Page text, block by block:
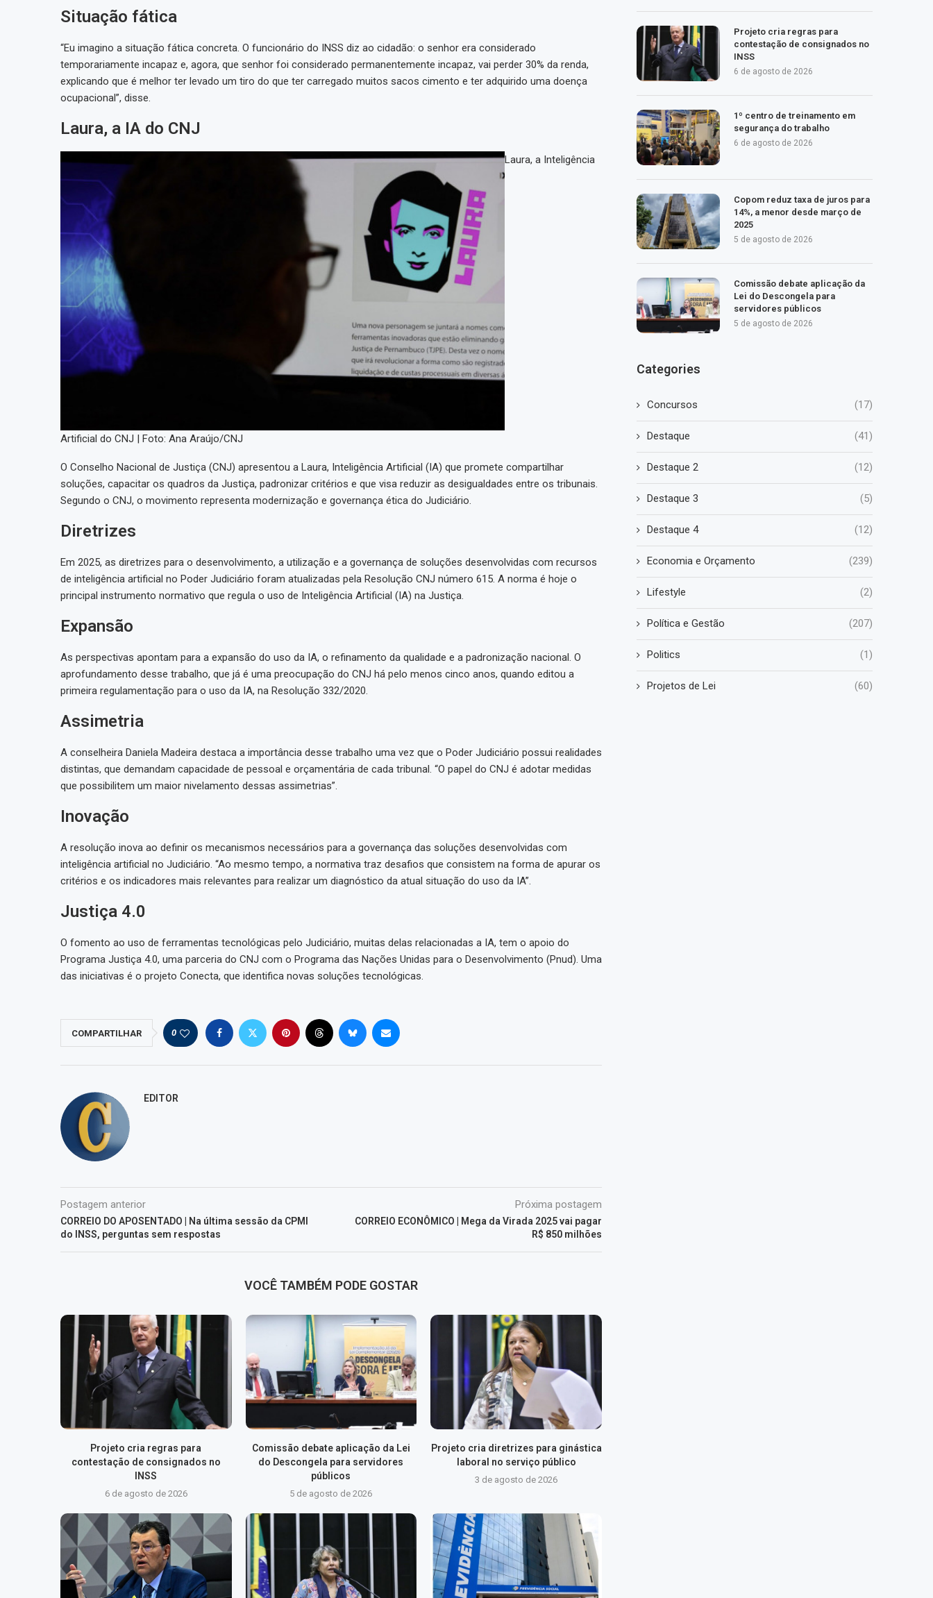
Situação fática
“Eu imagino a situação fática concreta. O funcionário do INSS diz ao cidadão: o senhor era considerado
temporariamente incapaz e, agora, que senhor foi considerado permanentemente incapaz, vai perder 30% da renda,
explicando que é melhor ter levado um tiro do que ter carregado muitos sacos cimento e ter adquirido uma doença
ocupacional”, disse.
Laura, a IA do CNJ
Laura, a Inteligência
Artificial do CNJ | Foto: Ana Araújo/CNJ
O Conselho Nacional de Justiça (CNJ) apresentou a Laura, Inteligência Artificial (IA) que promete compartilhar
soluções, capacitar os quadros da Justiça, padronizar critérios e que visa reduzir as desigualdades entre os tribunais.
Segundo o CNJ, o movimento representa modernização e governança ética do Judiciário.
Diretrizes
Em 2025, as diretrizes para o desenvolvimento, a utilização e a governança de soluções desenvolvidas com recursos
de inteligência artificial no Poder Judiciário foram atualizadas pela Resolução CNJ número 615. A norma é hoje o
principal instrumento normativo que regula o uso de Inteligência Artificial (IA) na Justiça.
Expansão
As perspectivas apontam para a expansão do uso da IA, o refinamento da qualidade e a padronização nacional. O
aprofundamento desse trabalho, que já é uma preocupação do CNJ há pelo menos cinco anos, quando editou a
primeira regulamentação para o uso da IA, na Resolução 332/2020.
Assimetria
A conselheira Daniela Madeira destaca a importância desse trabalho uma vez que o Poder Judiciário possui realidades
distintas, que demandam capacidade de pessoal e orçamentária de cada tribunal. “O papel do CNJ é adotar medidas
que possibilitem um maior nivelamento dessas assimetrias”.
Inovação
A resolução inova ao definir os mecanismos necessários para a governança das soluções desenvolvidas com
inteligência artificial no Judiciário. “Ao mesmo tempo, a normativa traz desafios que consistem na forma de apurar os
critérios e os indicadores mais relevantes para realizar um diagnóstico da atual situação do uso da IA”.
Justiça 4.0
O fomento ao uso de ferramentas tecnológicas pelo Judiciário, muitas delas relacionadas a IA, tem o apoio do
Programa Justiça 4.0, uma parceria do CNJ com o Programa das Nações Unidas para o Desenvolvimento (Pnud). Uma
das iniciativas é o projeto Conecta, que identifica novas soluções tecnológicas.
COMPARTILHAR 0
EDITOR
Postagem anterior
CORREIO DO APOSENTADO | Na última sessão da CPMI
do INSS, perguntas sem respostas
Próxima postagem
CORREIO ECONÔMICO | Mega da Virada 2025 vai pagar
R$ 850 milhões
VOCÊ TAMBÉM PODE GOSTAR
Projeto cria regras para
contestação de consignados no
INSS
6 de agosto de 2026
Comissão debate aplicação da Lei
do Descongela para servidores
públicos
5 de agosto de 2026
Projeto cria diretrizes para ginástica
laboral no serviço público
3 de agosto de 2026
Projeto cria regras para
contestação de consignados no
INSS
6 de agosto de 2026
1º centro de treinamento em
segurança do trabalho
6 de agosto de 2026
Copom reduz taxa de juros para
14%, a menor desde março de
2025
5 de agosto de 2026
Comissão debate aplicação da
Lei do Descongela para
servidores públicos
5 de agosto de 2026
Categories
Concursos (17)
Destaque (41)
Destaque 2 (12)
Destaque 3 (5)
Destaque 4 (12)
Economia e Orçamento (239)
Lifestyle (2)
Política e Gestão (207)
Politics (1)
Projetos de Lei (60)